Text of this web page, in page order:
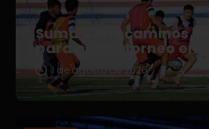
Suma Correcaminos
para nuevo torneo en
1 de agosto de 2026